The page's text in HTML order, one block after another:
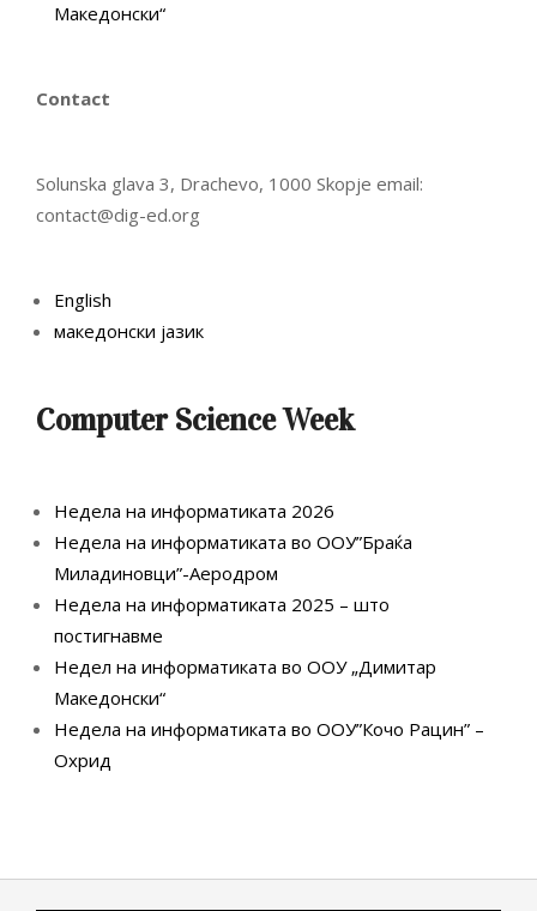
Македонски“
Contact
Solunska glava 3, Drachevo, 1000 Skopje email:
contact@dig-ed.org
English
македонски јазик
Computer Science Week
Недела на информатиката 2026
Недела на информатиката во ООУ”Браќа
Миладиновци”-Аеродром
Недела на информатиката 2025 – што
постигнавме
Недел на информатиката во ООУ „Димитар
Македонски“
Недела на информатиката во ООУ”Кочо Рацин” –
Охрид